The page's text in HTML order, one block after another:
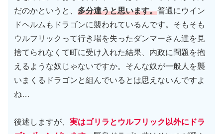
だのかというと、 多分違うと思います。普通にウイン
ドヘルムもドラゴンに襲われているんです。そもそも
ウルフリックって行き場を失ったダンマーさん達を見
捨てられなくて町に受け入れた結果、内政に問題を抱
えるような奴じゃないですか。そんな奴が一般人を襲
いまくるドラゴンと組んでいるとは思えないんですよ
ね…
後述しますが、 実はゴリラとウルフリック以外にドラ